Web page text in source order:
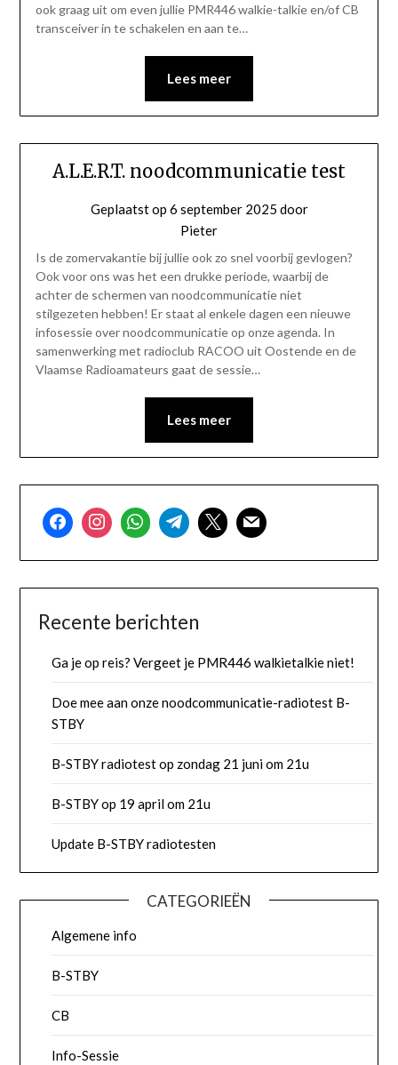
ook graag uit om even jullie PMR446 walkie-talkie en/of CB
transceiver in te schakelen en aan te…
Lees meer
A.L.E.R.T. noodcommunicatie test
Geplaatst op 6 september 2025 door
Pieter
Is de zomervakantie bij jullie ook zo snel voorbij gevlogen?
Ook voor ons was het een drukke periode, waarbij de
achter de schermen van noodcommunicatie niet
stilgezeten hebben! Er staat al enkele dagen een nieuwe
infosessie over noodcommunicatie op onze agenda. In
samenwerking met radioclub RACOO uit Oostende en de
Vlaamse Radioamateurs gaat de sessie…
Lees meer
Recente berichten
Ga je op reis? Vergeet je PMR446 walkietalkie niet!
Doe mee aan onze noodcommunicatie-radiotest B-
STBY
B-STBY radiotest op zondag 21 juni om 21u
B-STBY op 19 april om 21u
Update B-STBY radiotesten
CATEGORIEËN
Algemene info
B-STBY
CB
Info-Sessie